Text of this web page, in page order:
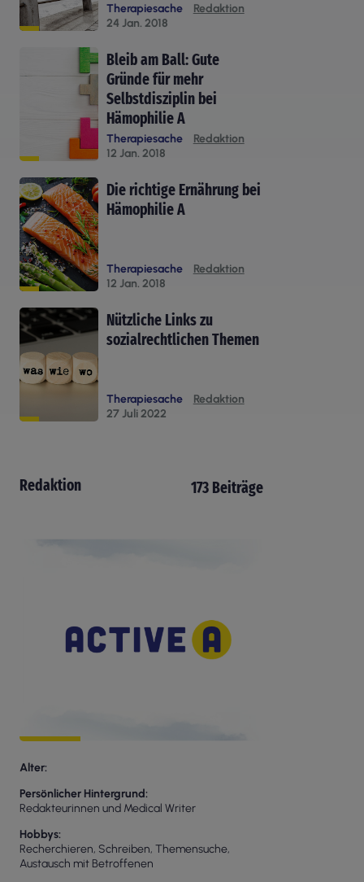
Therapiesache
Redaktion
24 Jan. 2018
Bleib am Ball: Gute
Gründe für mehr
Selbstdisziplin bei
Hämophilie A
Therapiesache
Redaktion
12 Jan. 2018
Die richtige Ernährung bei
Hämophilie A
Therapiesache
Redaktion
12 Jan. 2018
Nützliche Links zu
sozialrechtlichen Themen
Therapiesache
Redaktion
27 Juli 2022
Redaktion 173 Beiträge
Alter
Persönlicher Hintergrund
Redakteurinnen und Medical Writer
Hobbys
Recherchieren, Schreiben, Themensuche,
Austausch mit Betroffenen